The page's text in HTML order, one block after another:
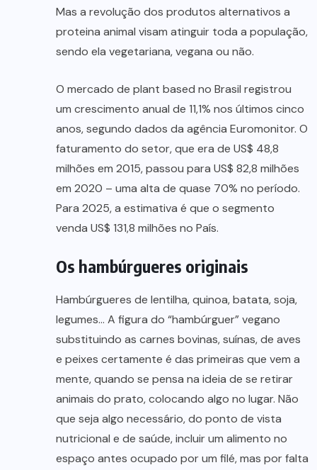
Mas a revolução dos produtos alternativos a
proteina animal visam atinguir toda a população,
sendo ela vegetariana, vegana ou não.
O mercado de plant based no Brasil registrou
um crescimento anual de 11,1% nos últimos cinco
anos, segundo dados da agência Euromonitor. O
faturamento do setor, que era de US$ 48,8
milhões em 2015, passou para US$ 82,8 milhões
em 2020 – uma alta de quase 70% no período.
Para 2025, a estimativa é que o segmento
venda US$ 131,8 milhões no País.
Os hambúrgueres originais
Hambúrgueres de lentilha, quinoa, batata, soja,
legumes… A figura do “hambúrguer” vegano
substituindo as carnes bovinas, suínas, de aves
e peixes certamente é das primeiras que vem a
mente, quando se pensa na ideia de se retirar
animais do prato, colocando algo no lugar. Não
que seja algo necessário, do ponto de vista
nutricional e de saúde, incluir um alimento no
espaço antes ocupado por um filé, mas por falta